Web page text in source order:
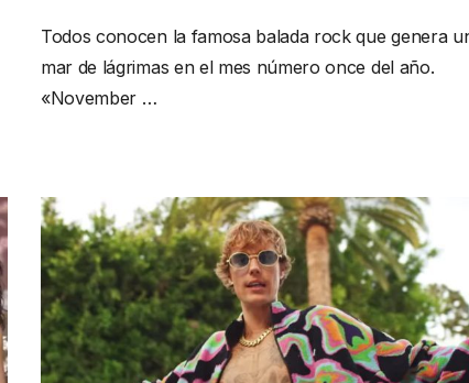
Todos conocen la famosa balada rock que genera
mar de lágrimas en el mes número once del año.
«November …